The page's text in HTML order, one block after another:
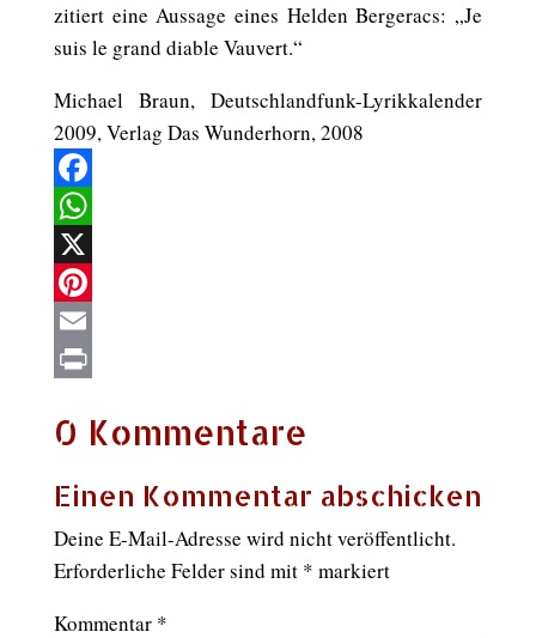
zitiert eine Aussage eines Helden Bergeracs: „Je
suis le grand diable Vauvert.“
Michael Braun, Deutschlandfunk-Lyrikkalender
2009, Verlag Das Wunderhorn, 2008
Facebook
WhatsApp
X
Pinterest
Email
0 Kommentare
Einen Kommentar abschicken
Deine E-Mail-Adresse wird nicht veröffentlicht.
Erforderliche Felder sind mit * markiert
Kommentar *